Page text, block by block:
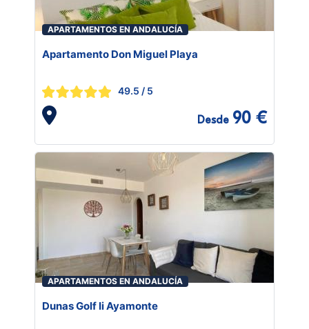
APARTAMENTOS EN ANDALUCÍA
Apartamento Don Miguel Playa
49.5 / 5
Desde 90 €
APARTAMENTOS EN ANDALUCÍA
Dunas Golf Ii Ayamonte